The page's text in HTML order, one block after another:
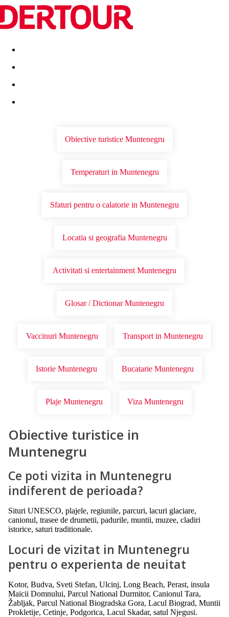
Destinatii Vacanta perfecta OFERTE DE NERATAT
Obiective turistice Muntenegru
Temperaturi in Muntenegru
Sfaturi pentru o calatorie in Muntenegru
Locatia si geografia Muntenegru
Activitati si entertainment Muntenegru
Glosar / Dictionar Muntenegru
Vaccinuri Muntenegru Transport in Muntenegru
Istorie Muntenegru Bucatarie Muntenegru
Plaje Muntenegru Viza Muntenegru
Obiective turistice in
Muntenegru
Ce poti vizita in Muntenegru
indiferent de perioada?
Situri UNESCO, plajele, regiunile, parcuri, lacuri glaciare,
canionul, trasee de drumetii, padurile, muntii, muzee, cladiri
istorice, saturi traditionale.
Locuri de vizitat in Muntenegru
pentru o experienta de neuitat
Kotor, Budva, Sveti Stefan, Ulcinj, Long Beach, Perast, insula
Maicii Domnului, Parcul National Durmitor, Canionul Tara,
Žabljak, Parcul National Biogradska Gora, Lacul Biograd, Muntii
Prokletije, Cetinje, Podgorica, Lacul Skadar, satul Njegusi.